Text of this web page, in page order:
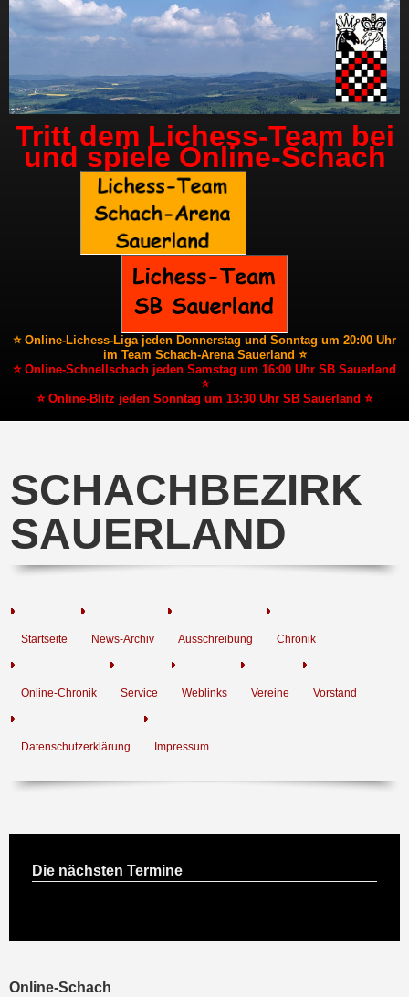
Tritt dem Lichess-Team bei
und spiele Online-Schach
⭐ Online-Lichess-Liga jeden Donnerstag und Sonntag um 20:00 Uhr
im Team Schach-Arena Sauerland ⭐
⭐ Online-Schnellschach jeden Samstag um 16:00 Uhr SB Sauerland
⭐
⭐ Online-Blitz jeden Sonntag um 13:30 Uhr SB Sauerland ⭐
SCHACHBEZIRK
SAUERLAND
Startseite News-Archiv Ausschreibung Chronik
Online-Chronik Service Weblinks Vereine Vorstand
Datenschutzerklärung Impressum
Die nächsten Termine
Online-Schach